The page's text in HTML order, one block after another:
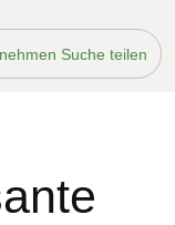
Suche teilen